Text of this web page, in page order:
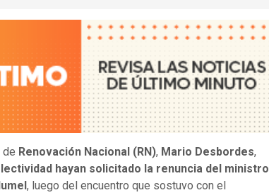
de Renovación Nacional (RN), Mario Desbordes,
hayan solicitado la renuncia del ministro
, luego del encuentro que sostuvo con el